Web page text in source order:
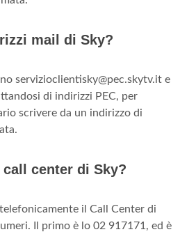
mail di Sky?
servizioclientisky@pec.skytv.it e
di indirizzi PEC, per
scrivere da un indirizzo di
center di Sky?
il Call Center di
Il primo è lo 02 917171, ed è